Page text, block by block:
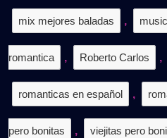
mix mejores baladas ,
romantica , Roberto Carlos ,
romanticas en español ,
pero bonitas , viejitas pero